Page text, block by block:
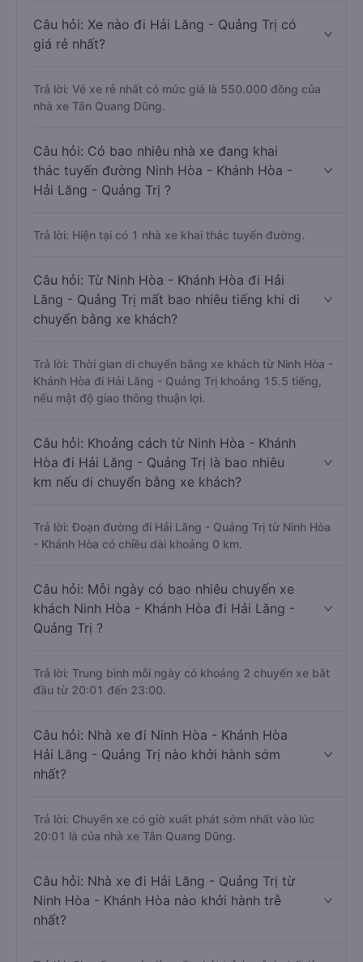
Câu hỏi: Xe nào đi Hải Lăng - Quảng Trị có
giá rẻ nhất?
Trả lời: Vé xe rẻ nhất có mức giá là 550.000 đồng của
nhà xe Tân Quang Dũng.
Câu hỏi: Có bao nhiêu nhà xe đang khai
thác tuyến đường Ninh Hòa - Khánh Hòa -
Hải Lăng - Quảng Trị ?
Trả lời: Hiện tại có 1 nhà xe khai thác tuyến đường.
Câu hỏi: Từ Ninh Hòa - Khánh Hòa đi Hải
Lăng - Quảng Trị mất bao nhiêu tiếng khi di
chuyển bằng xe khách?
Trả lời: Thời gian di chuyển bằng xe khách từ Ninh Hòa -
Khánh Hòa đi Hải Lăng - Quảng Trị khoảng 15.5 tiếng,
nếu mật độ giao thông thuận lợi.
Câu hỏi: Khoảng cách từ Ninh Hòa - Khánh
Hòa đi Hải Lăng - Quảng Trị là bao nhiêu
km nếu di chuyển bằng xe khách?
Trả lời: Đoạn đường đi Hải Lăng - Quảng Trị từ Ninh Hòa
- Khánh Hòa có chiều dài khoảng 0 km.
Câu hỏi: Mỗi ngày có bao nhiêu chuyến xe
khách Ninh Hòa - Khánh Hòa đi Hải Lăng -
Quảng Trị ?
Trả lời: Trung bình mỗi ngày có khoảng 2 chuyến xe bắt
đầu từ 20:01 đến 23:00.
Câu hỏi: Nhà xe đi Ninh Hòa - Khánh Hòa
Hải Lăng - Quảng Trị nào khởi hành sớm
nhất?
Trả lời: Chuyến xe có giờ xuất phát sớm nhất vào lúc
20:01 là của nhà xe Tân Quang Dũng.
Câu hỏi: Nhà xe đi Hải Lăng - Quảng Trị từ
Ninh Hòa - Khánh Hòa nào khởi hành trễ
nhất?